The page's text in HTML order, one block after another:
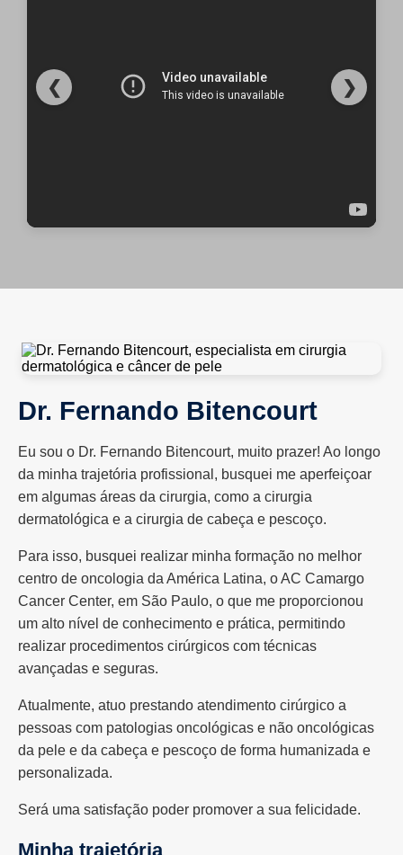
❮ ❯
Dr. Fernando Bitencourt
Eu sou o Dr. Fernando Bitencourt, muito prazer! Ao longo
da minha trajetória profissional, busquei me aperfeiçoar
em algumas áreas da cirurgia, como a cirurgia
dermatológica e a cirurgia de cabeça e pescoço.
Para isso, busquei realizar minha formação no melhor
centro de oncologia da América Latina, o AC Camargo
Cancer Center, em São Paulo, o que me proporcionou
um alto nível de conhecimento e prática, permitindo
realizar procedimentos cirúrgicos com técnicas
avançadas e seguras.
Atualmente, atuo prestando atendimento cirúrgico a
pessoas com patologias oncológicas e não oncológicas
da pele e da cabeça e pescoço de forma humanizada e
personalizada.
Será uma satisfação poder promover a sua felicidade.
Minha trajetória